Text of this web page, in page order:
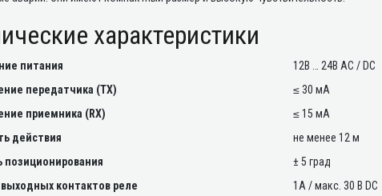
характеристики
питания
12В … 24В AC / DC
передатчика (TX)
≤ 30 мА
приемника (RX)
≤ 15 мА
действия
не менее 12 м
позиционирования
± 5 град
выходных контактов реле
1А / макс. 30 В DC